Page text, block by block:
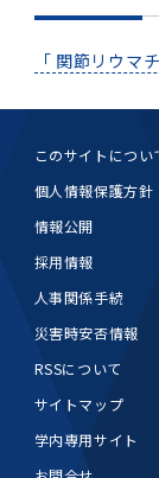
「 関節リウマ
このサイトについ
個人情報保護方針
情報公開
採用情報
人事関係手続
災害時安否情報
RSSについて
サイトマップ
学内専用サイト